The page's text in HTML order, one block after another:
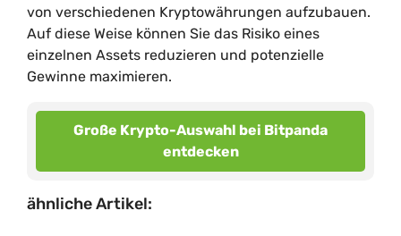
von verschiedenen Kryptowährungen aufzubauen.
Auf diese Weise können Sie das Risiko eines
einzelnen Assets reduzieren und potenzielle
Gewinne maximieren.
Große Krypto-Auswahl bei Bitpanda
entdecken
ähnliche Artikel: